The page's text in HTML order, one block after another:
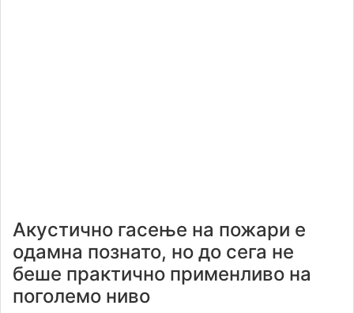
Акустично гасење на пожари е
одамна познато, но до сега не
беше практично применливо на
поголемо ниво